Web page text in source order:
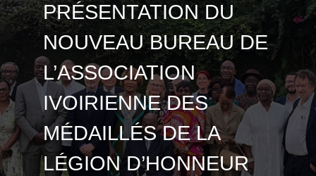
PRÉSENTATION DU
NOUVEAU BUREAU DE
L’ASSOCIATION
IVOIRIENNE DES
MÉDAILLÉS DE LA
LÉGION D’HONNEUR